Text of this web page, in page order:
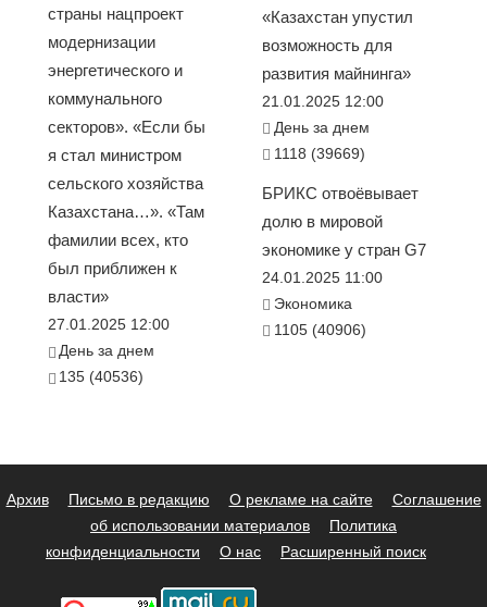
страны нацпроект
модернизации
энергетического и
коммунального
секторов». «Если бы
я стал министром
сельского хозяйства
Казахстана…». «Там
фамилии всех, кто
был приближен к
власти»
27.01.2025 12:00
День за днем
135 (40536)
«Казахстан упустил
возможность для
развития майнинга»
21.01.2025 12:00
День за днем
1118 (39669)
БРИКС отвоёвывает
долю в мировой
экономике у стран G7
24.01.2025 11:00
Экономика
1105 (40906)
Архив Письмо в редакцию О рекламе на сайте
Соглашение
об использовании материалов
Политика
конфиденциальности
О нас Расширенный поиск